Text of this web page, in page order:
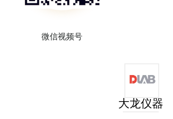
微信视频号
大龙仪器